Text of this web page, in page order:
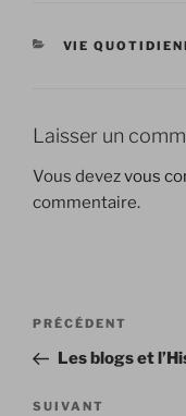
CATÉGORIES
VIE
Laisser un
Vous devezvous
commentaire.
Navigation
l’article
Article
précédent
PRÉCÉDENT
Les blogs et
Article
SUIVANT